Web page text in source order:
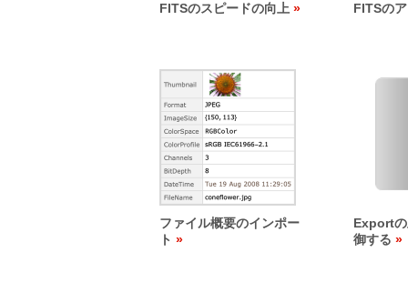
FITSのスピードの向上 FITSの
ファイル概要のインポー
ト
Export
御する